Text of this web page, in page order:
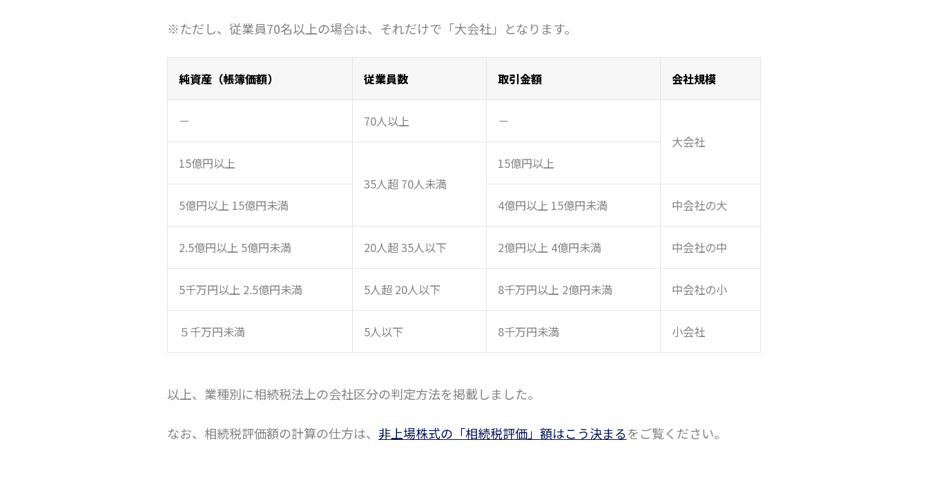
※ただし、従業員70名以上の場合は、それだけで「大会社」となります。
純資産（帳簿価額） 従業員数 取引金額 会社規模
－ 70人以上
－
大会社
15億円以上
35人超 70人未満
15億円以上
5億円以上 15億円未満 4億円以上 15億円未満 中会社の大
2.5億円以上 5億円未満 20人超 35人以下 2億円以上 4億円未満 中会社の中
5千万円以上 2.5億円未満 5人超 20人以下 8千万円以上 2億円未満 中会社の小
５千万円未満 5人以下 8千万円未満 小会社
以上、業種別に相続税法上の会社区分の判定方法を掲載しました。
なお、相続税評価額の計算の仕方は、 非上場株式の「相続税評価」額はこう決まるをご覧ください。